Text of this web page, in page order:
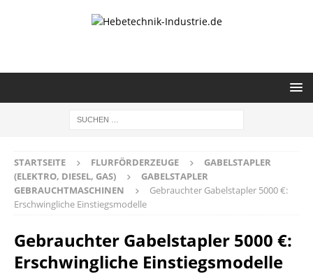
STARTSEITE FLURFÖRDERZEUGE
GABELSTAPLER
(ELEKTRO, DIESEL, GAS)
GABELSTAPLER
GEBRAUCHTMASCHINEN
Gebrauchter Gabelstapler 5000 €:
Erschwingliche Einstiegsmodelle
Gebrauchter Gabelstapler 5000 €:
Erschwingliche Einstiegsmodelle